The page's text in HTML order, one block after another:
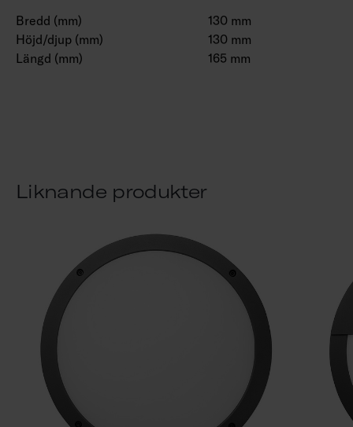
Bredd (mm)
130 mm
Höjd/djup (mm)
130 mm
Längd (mm)
165 mm
Liknande produkter